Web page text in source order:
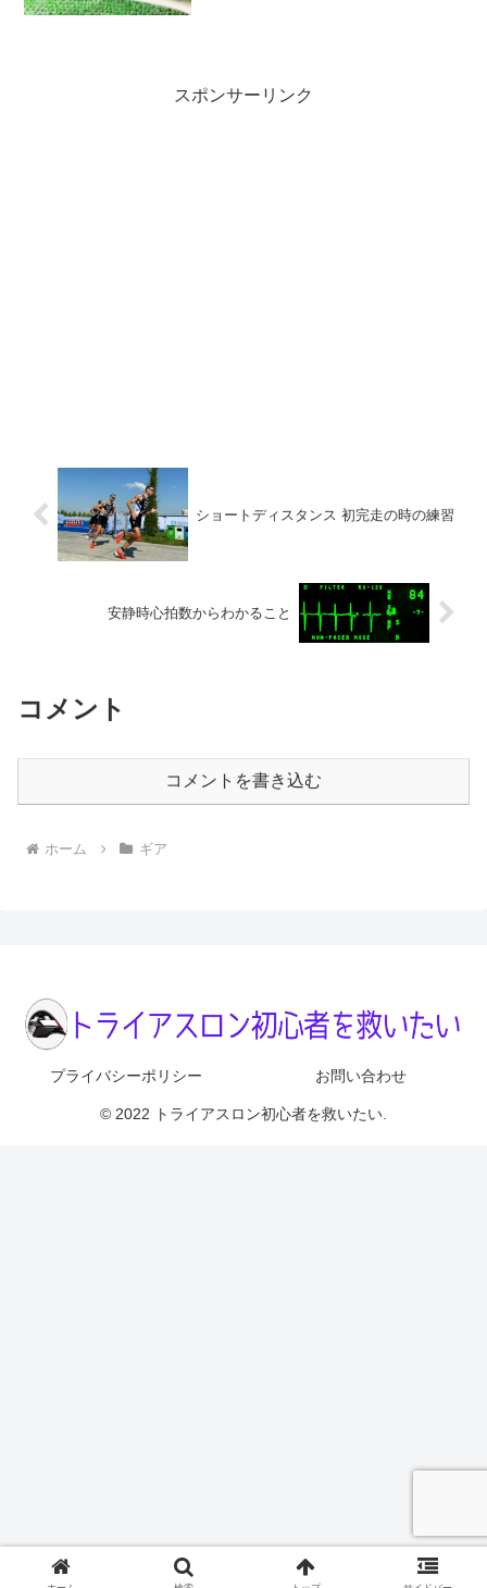
スポンサーリンク
ショートディスタンス 初完走の時の練習
安静時心拍数からわかること
コメント
コメントを書き込む
ホーム ギア
プライバシーポリシー お問い合わせ
© 2022 トライアスロン初心者を救いたい.